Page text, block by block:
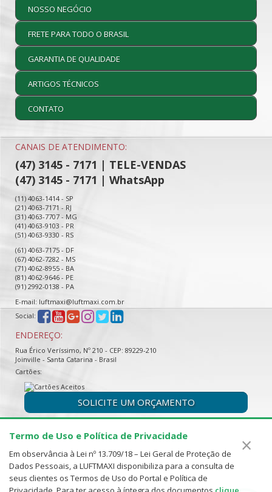
NOSSO NEGÓCIO
FRETE PARA TODO O BRASIL
GARANTIA DE QUALIDADE
ARTIGOS TÉCNICOS
CONTATO
CANAIS DE ATENDIMENTO:
(47) 3145 - 7171 | TELE-VENDAS
(47) 3145 - 7171 | WhatsApp
(11) 4063-1414 - SP
(21) 4063-7171 - RJ
(31) 4063-7707 - MG
(41) 4063-9103 - PR
(51) 4063-9330 - RS
(61) 4063-7175 - DF
(67) 4062-7282 - MS
(71) 4062-8955 - BA
(81) 4062-9646 - PE
(91) 2992-0138 - PA
E-mail: luftmaxi@luftmaxi.com.br
Social:
ENDEREÇO:
Rua Érico Veríssimo, Nº 210 - CEP: 89229-210
Joinville - Santa Catarina - Brasil
Cartões:
SOLICITE UM ORÇAMENTO
Termo de Uso e Política de Privacidade
Em observância à Lei nº 13.709/18 – Lei Geral de Proteção de
Dados Pessoais, a LUFTMAXI disponibiliza para a consulta de
seus clientes os Termos de Uso do Portal e Política de
×